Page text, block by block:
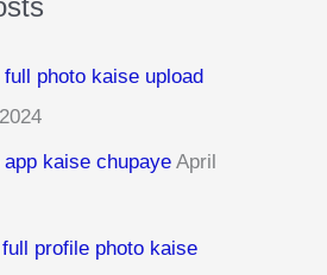
full photo kaise upload
kaise chupaye April
profile photo kaise